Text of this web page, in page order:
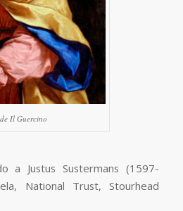
Il Guercino
a Justus Sustermans (1597-
National Trust, Stourhead